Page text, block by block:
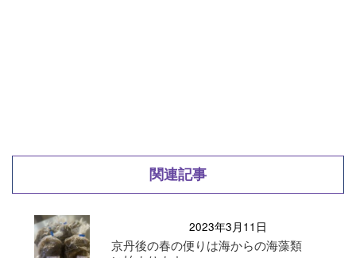
関連記事
2023年3月11日
京丹後の春の便りは海からの海藻類